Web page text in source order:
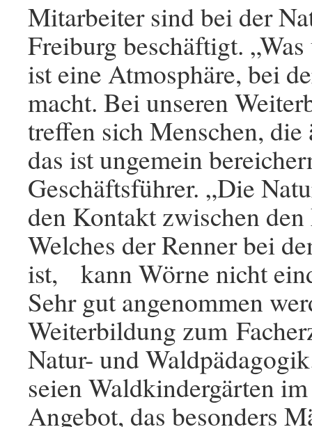
Mitarbeiter sind bei der
Freiburg beschäftigt.
ist eine Atmosphäre, bei
macht. Bei unseren
treffen sich Menschen,
das ist ungemein
Geschäftsführer. „Die
den Kontakt zwischen
Welches der Renner bei
ist, kann Wörne nicht
Sehr gut angenommen
Weiterbildung zum
Natur- und
seien Waldkindergärten
Angebot, das besonders